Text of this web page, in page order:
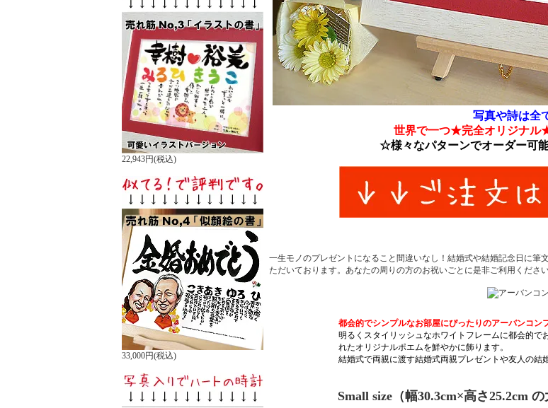
22,943円(税込)
33,000円(税込)
写真や詩は全
世界で一つ★完全オリジナ
☆様々なパターンでオーダー可
一生モノのプレゼントになること間違いなし！結婚式や結婚記念日に
ただいております。あなたの周りの方のお祝いごとに是非ご利用くだ
都会的でシンプルなお部屋にぴったりのアーバンコン
明るくスタイリッシュなホワイトフレームに都会的
れたオリジナルポエムを鮮やかに飾ります。
結婚式で両親に渡す結婚式両親プレゼントや友人の結
Small size（幅30.3cm×高さ25.2cm